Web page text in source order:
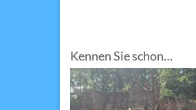
Kennen Sie schon…